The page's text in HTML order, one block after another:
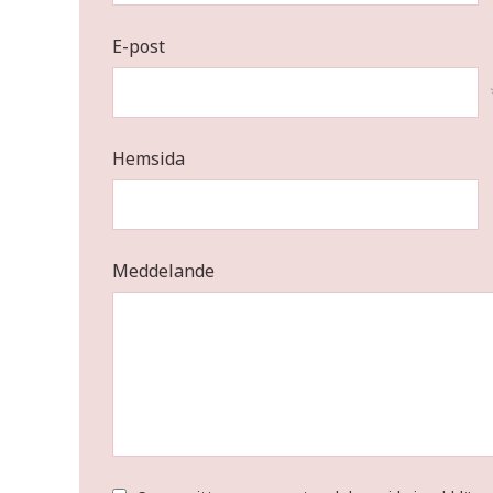
E-post
Hemsida
Meddelande